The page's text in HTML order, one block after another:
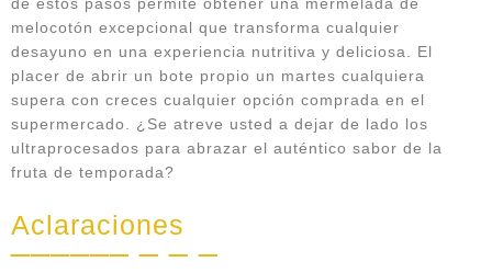
melocotón excepcional que transforma cualquier
desayuno en una experiencia nutritiva y deliciosa. El
placer de abrir un bote propio un martes cualquiera
supera con creces cualquier opción comprada en el
supermercado. ¿Se atreve usted a dejar de lado los
ultraprocesados para abrazar el auténtico sabor de la
fruta de temporada?
Aclaraciones